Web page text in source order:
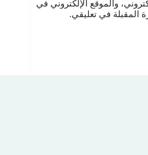
والموقع الإلكتروني في
المقبلة في تعليقي.